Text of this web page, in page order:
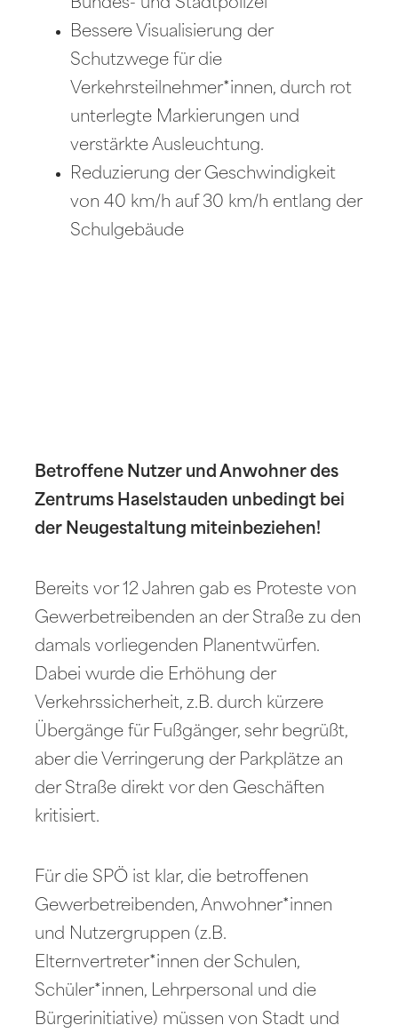
Bundes- und Stadtpolizei
Bessere Visualisierung der
Schutzwege für die
Verkehrsteilnehmer*innen, durch rot
unterlegte Markierungen und
verstärkte Ausleuchtung.
Reduzierung der Geschwindigkeit
von 40 km/h auf 30 km/h entlang der
Schulgebäude
Betroffene Nutzer und Anwohner des
Zentrums Haselstauden unbedingt bei
der Neugestaltung miteinbeziehen!
Bereits vor 12 Jahren gab es Proteste von
Gewerbetreibenden an der Straße zu den
damals vorliegenden Planentwürfen.
Dabei wurde die Erhöhung der
Verkehrssicherheit, z.B. durch kürzere
Übergänge für Fußgänger, sehr begrüßt,
aber die Verringerung der Parkplätze an
der Straße direkt vor den Geschäften
kritisiert.
Für die SPÖ ist klar, die betroffenen
Gewerbetreibenden, Anwohner*innen
und Nutzergruppen (z.B.
Elternvertreter*innen der Schulen,
Schüler*innen, Lehrpersonal und die
Bürgerinitiative) müssen von Stadt und